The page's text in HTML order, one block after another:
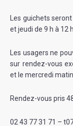
Les guichets
et jeudi de 9 h à 12
Les usagers ne
sur rendez-vous
et le mercredi matin.
Rendez-vous pris
02 43 77 31 71 –